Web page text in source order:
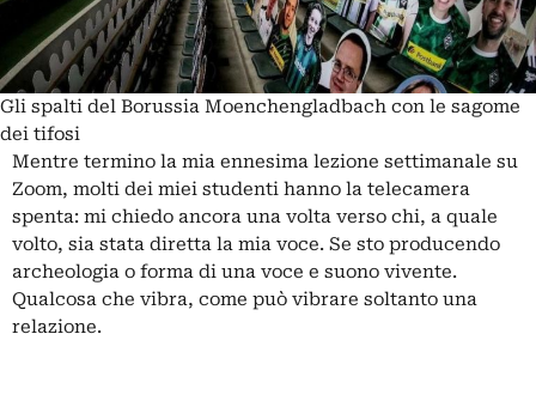
Gli spalti del Borussia Moenchengladbach con le sagome
dei tifosi
Mentre termino la mia ennesima lezione settimanale su
Zoom, molti dei miei studenti hanno la telecamera
spenta: mi chiedo ancora una volta verso chi, a quale
volto, sia stata diretta la mia voce. Se sto producendo
archeologia o forma di una voce e suono vivente.
Qualcosa che vibra, come può vibrare soltanto una
relazione.